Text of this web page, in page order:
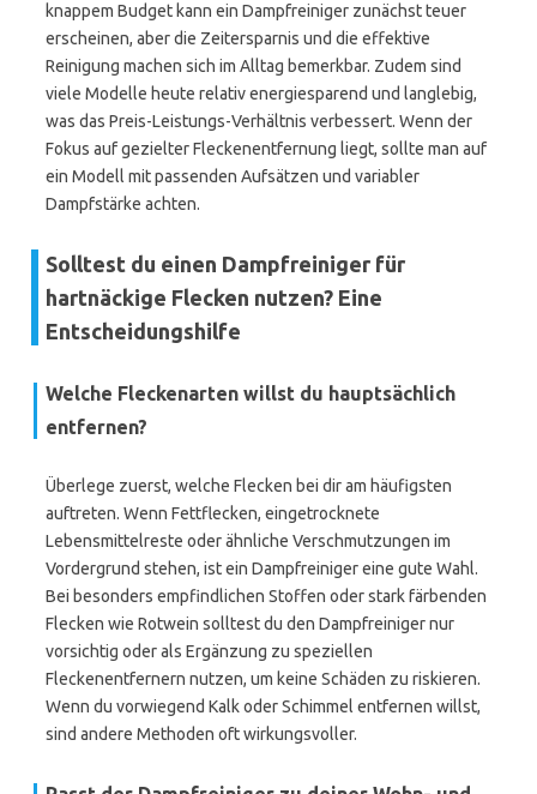
knappem Budget kann ein Dampfreiniger zunächst teuer
erscheinen, aber die Zeitersparnis und die effektive
Reinigung machen sich im Alltag bemerkbar. Zudem sind
viele Modelle heute relativ energiesparend und langlebig,
was das Preis-Leistungs-Verhältnis verbessert. Wenn der
Fokus auf gezielter Fleckenentfernung liegt, sollte man auf
ein Modell mit passenden Aufsätzen und variabler
Dampfstärke achten.
Solltest du einen Dampfreiniger für
hartnäckige Flecken nutzen? Eine
Entscheidungshilfe
Welche Fleckenarten willst du hauptsächlich
entfernen?
Überlege zuerst, welche Flecken bei dir am häufigsten
auftreten. Wenn Fettflecken, eingetrocknete
Lebensmittelreste oder ähnliche Verschmutzungen im
Vordergrund stehen, ist ein Dampfreiniger eine gute Wahl.
Bei besonders empfindlichen Stoffen oder stark färbenden
Flecken wie Rotwein solltest du den Dampfreiniger nur
vorsichtig oder als Ergänzung zu speziellen
Fleckenentfernern nutzen, um keine Schäden zu riskieren.
Wenn du vorwiegend Kalk oder Schimmel entfernen willst,
sind andere Methoden oft wirkungsvoller.